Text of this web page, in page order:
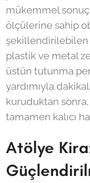
mükemmel
ölçülerine sahip
şekillendirilebilen
plastik ve metal
üstün tutunma
yardımıyla
kuruduktan
tamamen kalıcı
Atölye